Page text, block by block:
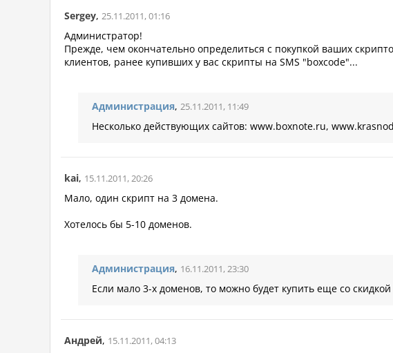
Sergey, 25.11.2011, 01:16
Администратор!
Прежде, чем окончательно определиться с покупкой ваших
клиентов, ранее купивших у вас скрипты на SMS "boxcode"...
Администрация, 25.11.2011, 11:49
Несколько действующих сайтов: www.boxnote.ru,
kai, 15.11.2011, 20:26
Мало, один скрипт на 3 домена.
Хотелось бы 5-10 доменов.
Администрация, 16.11.2011, 23:30
Если мало 3-х доменов, то можно будет купить еще со скидкой
Андрей, 15.11.2011, 04:13